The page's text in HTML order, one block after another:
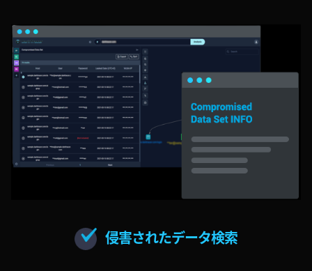
侵害されたデータ検索